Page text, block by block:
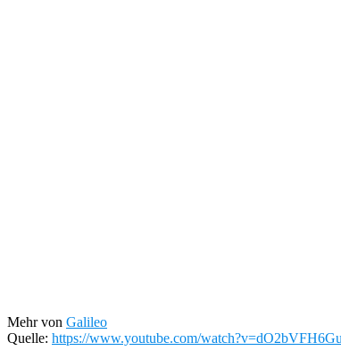
Mehr von Galileo
Quelle: https://www.youtube.com/